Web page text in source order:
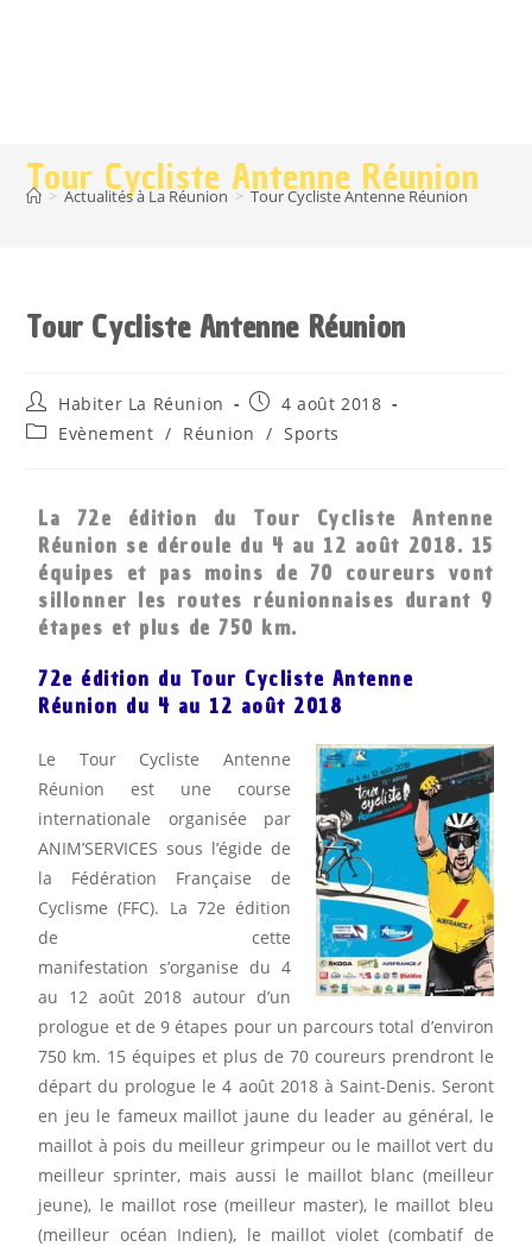
Tour Cycliste Antenne Réunion
> Actualités à La Réunion > Tour Cycliste Antenne Réunion
Tour Cycliste Antenne Réunion
Habiter La Réunion
4 août 2018
Evènement / Réunion / Sports
La 72e édition du Tour Cycliste Antenne
Réunion se déroule du 4 au 12 août 2018. 15
équipes et pas moins de 70 coureurs vont
sillonner les routes réunionnaises durant 9
étapes et plus de 750 km.
72e édition du Tour Cycliste Antenne
Réunion du 4 au 12 août 2018
Le Tour Cycliste Antenne
Réunion est une course
internationale organisée par
ANIM’SERVICES sous l’égide de
la Fédération Française de
Cyclisme (FFC). La 72e édition
de cette
manifestation s’organise du 4
au 12 août 2018 autour d’un
prologue et de 9 étapes pour un parcours total d’environ
750 km. 15 équipes et plus de 70 coureurs prendront le
départ du prologue le 4 août 2018 à Saint-Denis. Seront
en jeu le fameux maillot jaune du leader au général, le
maillot à pois du meilleur grimpeur ou le maillot vert du
meilleur sprinter, mais aussi le maillot blanc (meilleur
jeune), le maillot rose (meilleur master), le maillot bleu
(meilleur océan Indien), le maillot violet (combatif de